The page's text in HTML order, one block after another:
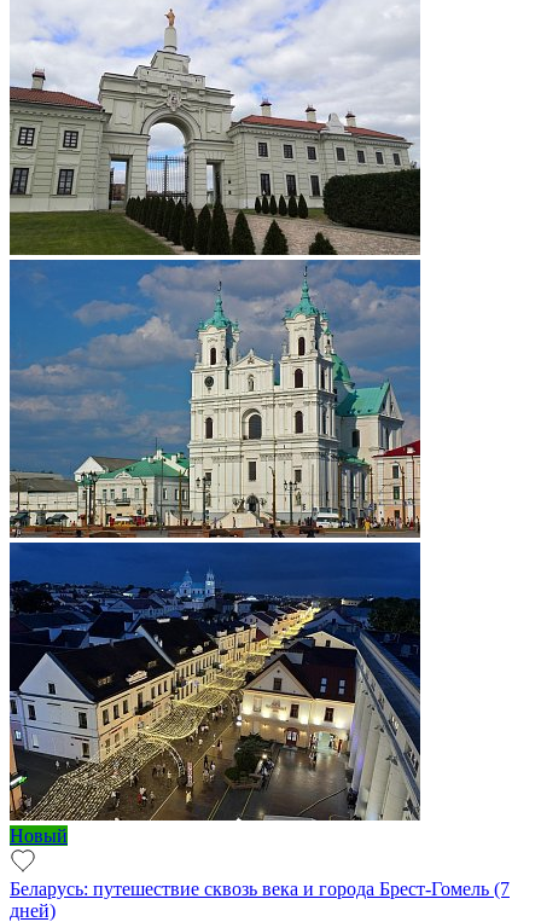
Новый
Беларусь: путешествие сквозь века и города Брест-Гомель (7
дней)